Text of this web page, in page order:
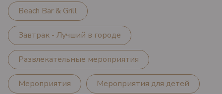
Beach Bar & Grill
Завтрак - Лучший в городе
Развлекательные мероприятия
Мероприятия Мероприятия для детей